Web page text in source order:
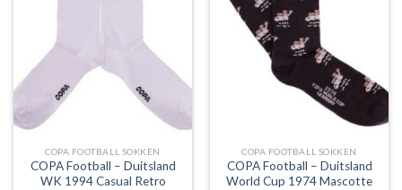
COPA FOOTBALL SOKKEN
COPA Football – Duitsland
WK 1994 Casual Retro
COPA FOOTBALL SOKKEN
COPA Football – Duitsland
World Cup 1974 Mascotte